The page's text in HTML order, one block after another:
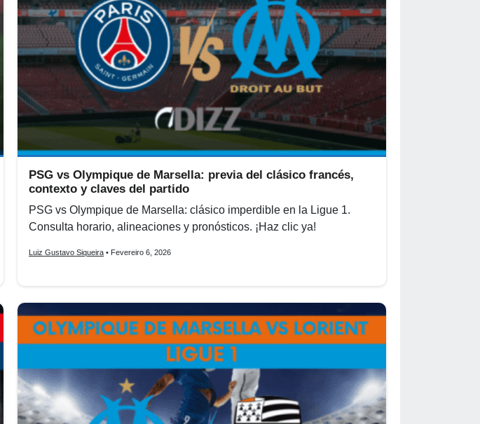
PSG vs Olympique de Marsella: previa del clásico francés,
contexto y claves del partido
PSG vs Olympique de Marsella: clásico imperdible en la Ligue 1.
Consulta horario, alineaciones y pronósticos. ¡Haz clic ya!
Luiz Gustavo Siqueira • Fevereiro 6, 2026